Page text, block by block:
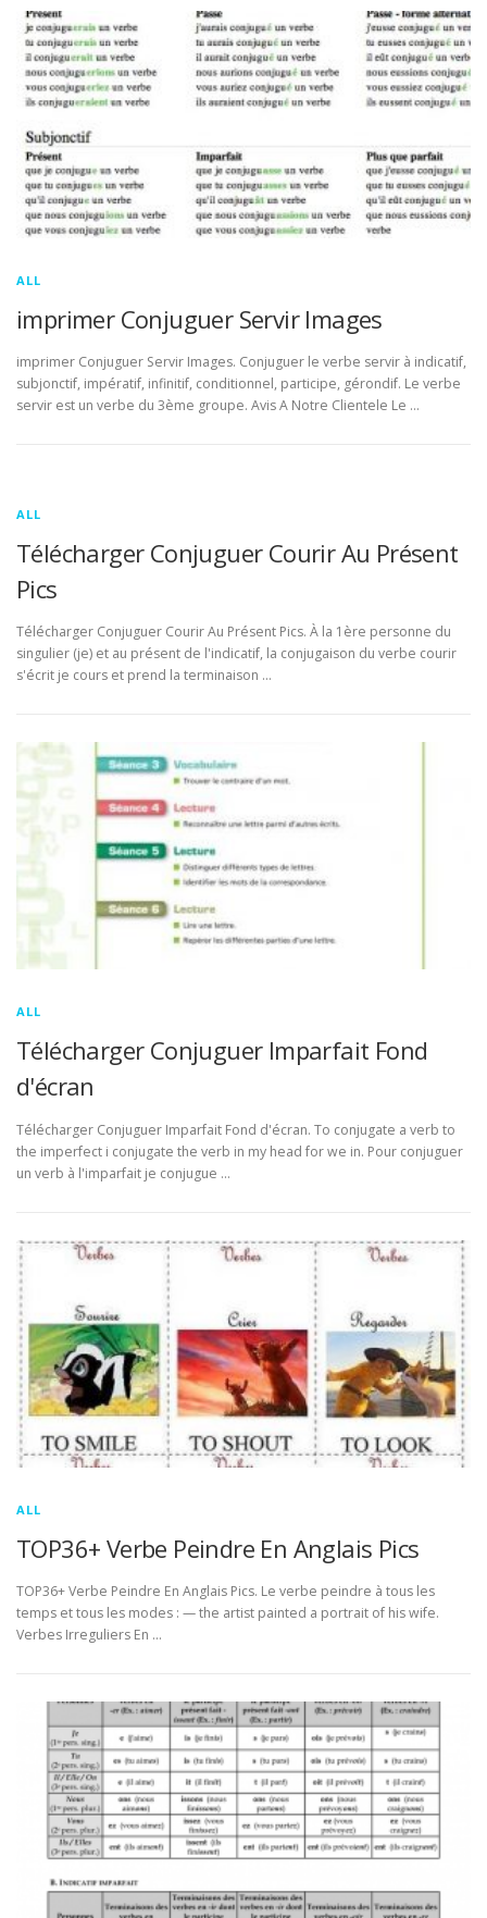
ALL
imprimer Conjuguer Servir Images
imprimer Conjuguer Servir Images. Conjuguer le verbe servir à indicatif,
subjonctif, impératif, infinitif, conditionnel, participe, gérondif. Le verbe
servir est un verbe du 3ème groupe. Avis A Notre Clientele Le …
ALL
Télécharger Conjuguer Courir Au Présent
Pics
Télécharger Conjuguer Courir Au Présent Pics. À la 1ère personne du
singulier (je) et au présent de l'indicatif, la conjugaison du verbe courir
s'écrit je cours et prend la terminaison …
ALL
Télécharger Conjuguer Imparfait Fond
d'écran
Télécharger Conjuguer Imparfait Fond d'écran. To conjugate a verb to
the imperfect i conjugate the verb in my head for we in. Pour conjuguer
un verb à l'imparfait je conjugue …
ALL
TOP36+ Verbe Peindre En Anglais Pics
TOP36+ Verbe Peindre En Anglais Pics. Le verbe peindre à tous les
temps et tous les modes : — the artist painted a portrait of his wife.
Verbes Irreguliers En …